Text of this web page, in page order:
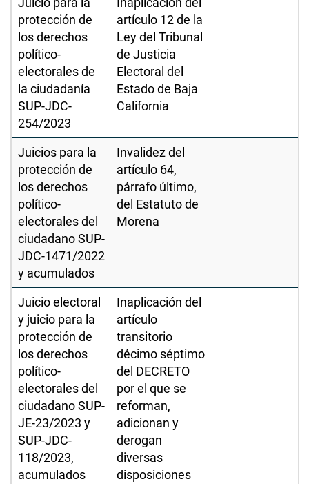
protección de
los derechos
político-
electorales de
la ciudadanía
SUP-JDC-
254/2023
artículo 12 de la
Ley del Tribunal
de Justicia
Electoral del
Estado de Baja
California
Juicios para la
protección de
los derechos
político-
electorales del
ciudadano SUP-
JDC-1471/2022
y acumulados
Invalidez del
artículo 64,
párrafo último,
del Estatuto de
Morena
Juicio electoral
y juicio para la
protección de
los derechos
político-
electorales del
ciudadano SUP-
JE-23/2023 y
SUP-JDC-
118/2023,
acumulados
Inaplicación del
artículo
transitorio
décimo séptimo
del DECRETO
por el que se
reforman,
adicionan y
derogan
diversas
disposiciones